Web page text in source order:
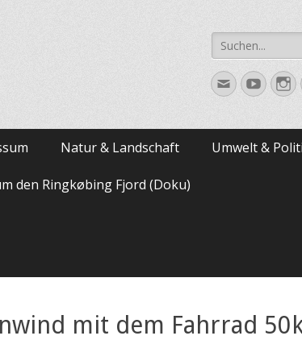
Suche
nach:
E-
Mail
Natur & Landschaft Umwelt &
den Ringkøbing Fjord (Doku)
mit dem Fahrrad